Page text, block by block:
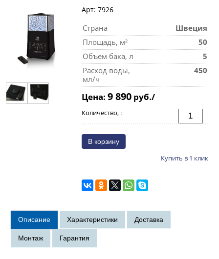
Арт: 7926
Страна
Швеция
Площадь, м²
50
Объем бака, л
5
Расход воды,
мл/ч
450
Цена: 9 890руб./
Количество, :
Купить в 1 клик